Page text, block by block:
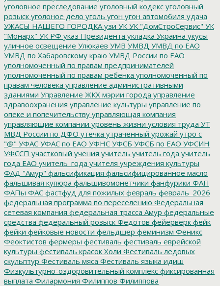
уголовное преследование уголовный кодекс уголовный
розыск уголоное дело уголь угон угон автомобиля удача
УЖАСЫ НАШЕГО ГОРОДКАузи УКУК "ДомСтроСервис" УК
"Монарх" УК РФ указ Президента укладка Украина укусы
уличное освещение Улюкаев УМВ УМВД УМВД по ЕАО
УМВД по Хабаровскому краю УМВД России по ЕАО
уполномоченный по правам предпринимателей
уполномоченный по правам ребенка уполномоченный по
правам человека управление административными
зданиями Управление ЖКХ мэрии города управление
здравоохранения управление культуры управление по
опеке и попечительству управляющая компания
управляющие компании уровень жизни условия труда УТ
МВД России по ДФО утечка утраченный урожай утро с
"@" УФАС УФАС по ЕАО УФНС УФСБ УФСБ по ЕАО УФСИН
УФССП участковый учения учитель учитель года учитель
года ЕАО учитель_года учителя учреждения культуры
ФАД "Амур" фальсификация фальсифицированное масло
фальшивая купюра фальшивомонетчики фанфурики ФАП
ФАПы ФАС фастфуд для пожилых февраль февраль_2026
федеральная программа по переселению Федеральная
сетевая компания федеральная трасса Амур федеральные
средства федеральный розыск Федотов фейерверк фейк
фейки фейковые новости фельдшер феминизм Феникс
Феоктистов фермеры фестиваль фестиваль еврейской
культуры фестиваль красок Холи Фестиваль ледовых
скульптур Фестиваль мяса Фестиваль языка идиш
Физкультурно-оздоровительный комплекс фиксированная
выплата Филармония Филиппов Филиппова